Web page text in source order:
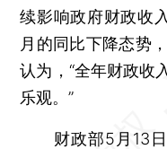
续影响政府财政收
月的同比下降态势
认为，“全年财政收
乐观。”
财政部5月13日